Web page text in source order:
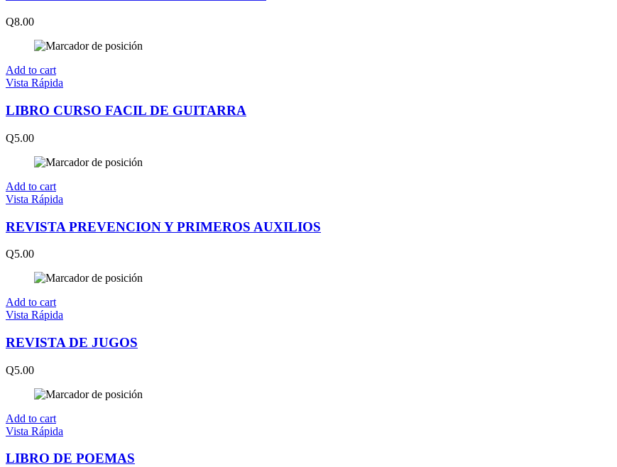
Q8.00
Add to cart
Vista Rápida
LIBRO CURSO FACIL DE GUITARRA
Q5.00
Add to cart
Vista Rápida
REVISTA PREVENCION Y PRIMEROS AUXILIOS
Q5.00
Add to cart
Vista Rápida
REVISTA DE JUGOS
Q5.00
Add to cart
Vista Rápida
LIBRO DE POEMAS